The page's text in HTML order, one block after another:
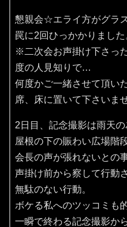
懇親会☆エライ方がグラ
罠に2回ひっかかりました
※二次会お声掛け下さっ
度の人見知りで…
何度かご一緒させて頂い
席、床に置いて下さいま
2日目、記念撮影は雨天の
屋根の下の賑わい広場階段
会長の声が張れないとの
声掛け前から察して行動
無駄のない行動。
ボケる私へのツッコミも
一瞬で終わる記念撮影か